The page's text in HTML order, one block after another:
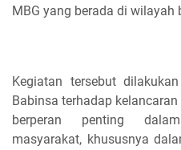
MBG yang berada di wilayah
Kegiatan tersebut
Babinsa terhadap
berperan penting
masyarakat, khususnya